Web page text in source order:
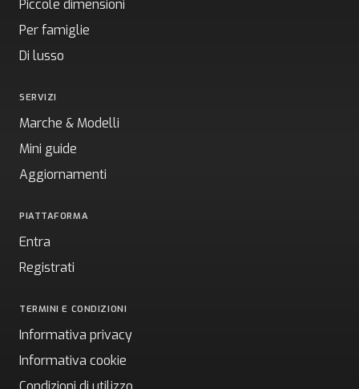
Piccole dimensioni
Per famiglie
Di lusso
SERVIZI
Marche & Modelli
Mini guide
Aggiornamenti
PIATTAFORMA
Entra
Registrati
TERMINI E CONDIZIONI
Informativa privacy
Informativa cookie